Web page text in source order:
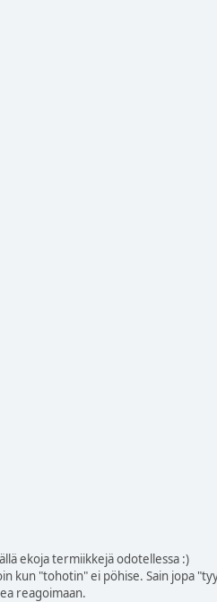
ekoja termiikkejä odotellessa :)
kun "tohotin" ei pöhise. Sain jopa
reagoimaan.